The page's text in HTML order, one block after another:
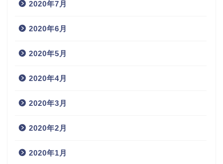
2020年7月
2020年6月
2020年5月
2020年4月
2020年3月
2020年2月
2020年1月